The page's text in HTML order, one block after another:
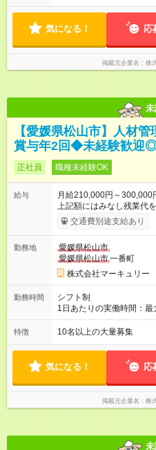
気になる！ 応
掲載元企業名 株
【愛媛県松山市】人材
賞与年2回◆未経験歓迎
正社員 職種未経験OK
給与
月給210,000円～300,000
上記額にはみなし残業代
ます。 みなし残業代
※能力やスキルを考慮の上
に1回の「年次昇給」があ
す。特に頑張っている人
となることも。努力や成長が
期間】試用期間あり 試用
本採用時と同じです。
交通費別途支給あり
勤務地
愛媛県松山市
愛媛県松山市一番町
株式会社マーキュリー
勤務時間
シフト制
1日あたりの実働時間：
間） ※勤務地により異な
特徴 10名以上の大量募集
気になる！ 応
掲載元企業名 株